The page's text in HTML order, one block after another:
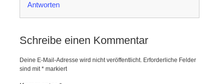
Antworten
Schreibe einen Kommentar
Deine E-Mail-Adresse wird nicht veröffentlicht. Erforderliche Felder
sind mit* markiert